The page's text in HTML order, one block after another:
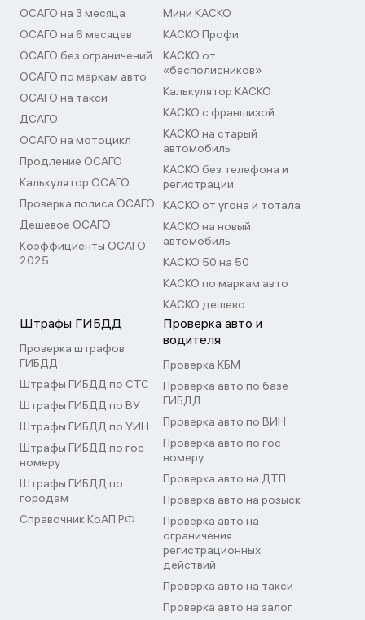
ОСАГО на 3 месяца
ОСАГО на 6 месяцев
ОСАГО без ограничений
ОСАГО по маркам авто
ОСАГО на такси
ДСАГО
ОСАГО на мотоцикл
Продление ОСАГО
Калькулятор ОСАГО
Проверка полиса ОСАГО
Дешевое ОСАГО
Коэффициенты ОСАГО
2025
Мини КАСКО
КАСКО Профи
КАСКО от
«бесполисников»
Калькулятор КАСКО
КАСКО с франшизой
КАСКО на старый
автомобиль
КАСКО без телефона и
регистрации
КАСКО от угона и тотала
КАСКО на новый
автомобиль
КАСКО 50 на 50
КАСКО по маркам авто
КАСКО дешево
Штрафы ГИБДД
Проверка штрафов
ГИБДД
Штрафы ГИБДД по СТС
Штрафы ГИБДД по ВУ
Штрафы ГИБДД по УИН
Штрафы ГИБДД по гос
номеру
Штрафы ГИБДД по
городам
Справочник КоАП РФ
Проверка авто и
водителя
Проверка КБМ
Проверка авто по базе
ГИБДД
Проверка авто по ВИН
Проверка авто по гос
номеру
Проверка авто на ДТП
Проверка авто на розыск
Проверка авто на
ограничения
регистрационных
действий
Проверка авто на такси
Проверка авто на залог